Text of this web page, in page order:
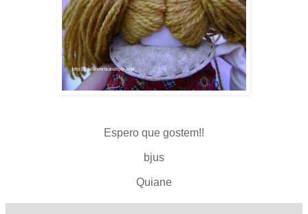
Espero que gostem!!
bjus
Quiane